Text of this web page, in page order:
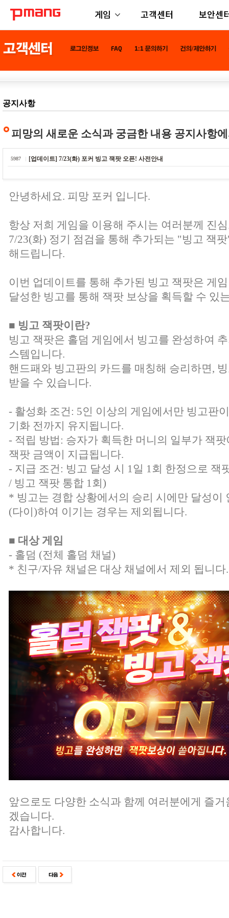
게임 고객센터 보안센
공지사항
피망의 새로운 소식과 궁금한 내용 공지사항
5987 [업데이트] 7/23(화) 포커 빙고 잭팟 오픈! 사전안내
안녕하세요. 피망 포커 입니다.
항상 저희 게임을 이용해 주시는 여러분께 진
7/23(화) 정기 점검을 통해 추가되는 "빙고 잭
해드립니다.
이번 업데이트를 통해 추가된 빙고 잭팟은 게
달성한 빙고를 통해 잭팟 보상을 획득할 수 있
■ 빙고 잭팟이란?
빙고 잭팟은 홀덤 게임에서 빙고를 완성하여
스템입니다.
핸드패와 빙고판의 카드를 매칭해 승리하면,
받을 수 있습니다.
- 활성화 조건: 5인 이상의 게임에서만 빙고판
기화 전까지 유지됩니다.
- 적립 방법: 승자가 획득한 머니의 일부가 잭
잭팟 금액이 지급됩니다.
- 지급 조건: 빙고 달성 시 1일 1회 한정으로 잭
/ 빙고 잭팟 통합 1회)
* 빙고는 경합 상황에서의 승리 시에만 달성이
(다이)하여 이기는 경우는 제외됩니다.
■ 대상 게임
- 홀덤 (전체 홀덤 채널)
* 친구/자유 채널은 대상 채널에서 제외 됩니다.
앞으로도 다양한 소식과 함께 여러분에게 즐
겠습니다.
감사합니다.